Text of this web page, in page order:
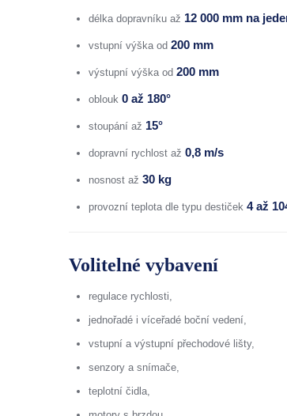
délka dopravníku až 12 000 mm na
vstupní výška od 200 mm
výstupní výška od 200 mm
oblouk 0 až 180°
stoupání až 15°
dopravní rychlost až 0,8 m/s
nosnost až 30 kg
provozní teplota dle typu destiček 4 až
Volitelné vybavení
regulace rychlosti,
jednořadé i víceřadé boční vedení,
vstupní a výstupní přechodové lišty,
senzory a snímače,
teplotní čidla,